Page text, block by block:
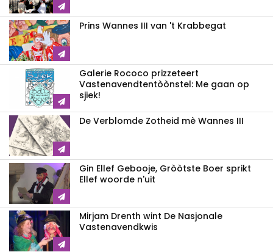
Prins Wannes III van 't Krabbegat
Galerie Rococo prizzeteert
Vastenavend­tentòònstel: Me gaan op
sjiek!
De Verblomde Zotheid mè Wannes III
Gin Ellef Gebooje, Gròòtste Boer sprikt
Ellef woorde n'uit
Mirjam Drenth wint De Nasjonale
Vastenavendkwis